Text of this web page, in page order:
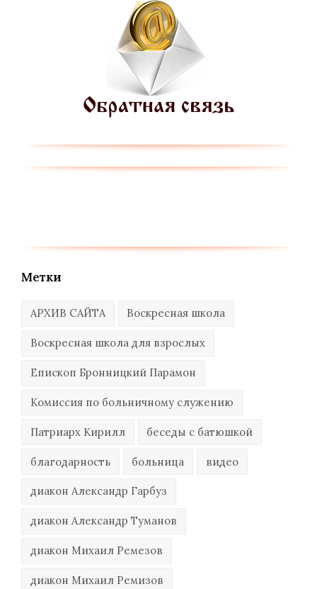
Метки
АРХИВ САЙТА Воскресная школа
Воскресная школа для взрослых
Епископ Бронницкий Парамон
Комиссия по больничному служению
Патриарх Кирилл беседы с батюшкой
благодарность больница видео
диакон Александр Гарбуз
диакон Александр Туманов
диакон Михаил Ремезов
диакон Михаил Ремизов